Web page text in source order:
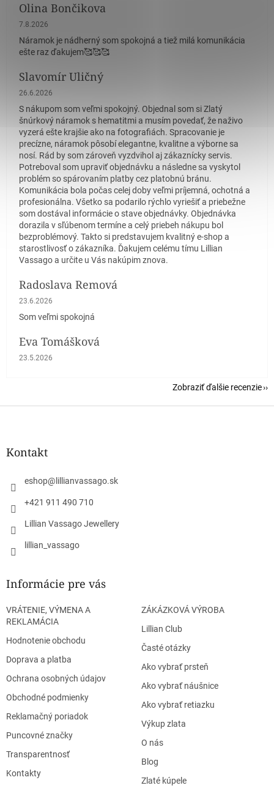
Olina Bončikova
Hodnotenie obchodu je 5 z 5 hviezdičiek.
7.8.2026
Náramok je nádherný som spokojná a tiež milá komunikácia
ešte raz ďakujem🥰🥰🥰
Slavomír Uličný
Hodnotenie obchodu je 5 z 5 hviezdičiek.
26.6.2026
S nákupom som veľmi spokojný. Objednal som si Zlatý
šnúrkový náramok s hematitmi a musím povedať, že naživo
vyzerá ešte krajšie ako na fotografiách. Spracovanie je
precízne, náramok pôsobí elegantne, kvalitne a výborne sa
nosí. Rád by som zároveň vyzdvihol aj zákaznícky servis.
Potreboval som upraviť objednávku a následne sa vyskytol
problém so spárovaním platby cez platobnú bránu.
Komunikácia bola počas celej doby veľmi príjemná, ochotná a
profesionálna. Všetko sa podarilo rýchlo vyriešiť a priebežne
som dostával informácie o stave objednávky. Objednávka
dorazila v sľúbenom termíne a celý priebeh nákupu bol
bezproblémový. Takto si predstavujem kvalitný e-shop a
starostlivosť o zákazníka. Ďakujem celému tímu Lillian
Vassago a určite u Vás nakúpim znova.
Radoslava Remová
Hodnotenie obchodu je 5 z 5 hviezdičiek.
23.6.2026
Som veľmi spokojná
Eva Tomášková
Hodnotenie obchodu je 5 z 5 hviezdičiek.
23.5.2026
Zobraziť ďalšie recenzie
Z
Kontakt
eshop@ lillianvassago.sk
+421 911 490 710
Lillian Vassago Jewellery
lillian_vassago
Informácie pre vás
VRÁTENIE, VÝMENA A
REKLAMÁCIA
Hodnotenie obchodu
Doprava a platba
Ochrana osobných údajov
Obchodné podmienky
Reklamačný poriadok
Puncovné značky
Transparentnosť
Kontakty
ZÁKÁZKOVÁ VÝROBA
Lillian Club
Časté otázky
Ako vybrať prsteň
Ako vybrať náušnice
Ako vybrať retiazku
Výkup zlata
O nás
Blog
Zlaté kúpele